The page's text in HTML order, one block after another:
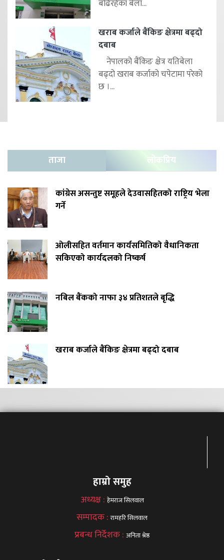
बढिरहेका बेला...
खराब कर्जाले बैंकिङ क्षेत्रमा बढ्दो
दबाब
नेपालको बैंकिङ क्षेत्र यतिबेला
बढ्दो खराब कर्जाको चपेटामा परेको
छ ।...
ताजा लोकप्रिय
कांग्रेस असन्तुष्ट समूहले देउवासहितको राष्ट्रिय भेला
गर्ने
ओलीसहित वर्तमान कार्यसमितिको वैधानिकता
सकिएको कार्यदलको निष्कर्ष
नबिल बैंकको नाफा ३४ प्रतिशतले बृद्धि
खराब कर्जाले बैंकिङ क्षेत्रमा बढ्दो दबाब
हाम्रो समुह
अध्यक्ष : हेमराज सिलवाल
सम्पादक :रामहरि सिलवाल
प्रबन्ध निर्देशक : अनिता श्रेष्ठ